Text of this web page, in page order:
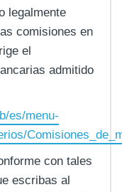
legalmente
comisiones en
el
admitido
es/menu-
con tales
escribas al